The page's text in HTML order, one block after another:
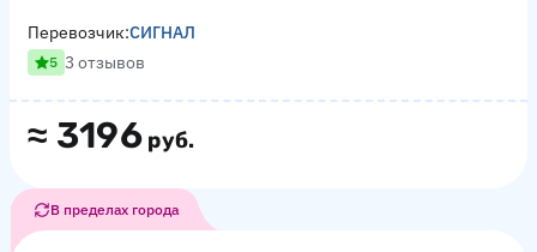
≈ 3196 руб.
Перевозчик:СИГНАЛ
5 3 отзывов
В пределах города